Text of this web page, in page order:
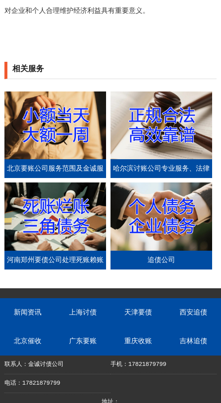
对企业和个人合理维护经济利益具有重要意义。
相关服务
北京要账公司服务范围及金诚服 哈尔滨讨账公司专业服务、法律
河南郑州要债公司处理死账赖账 追债公司
新闻资讯 上海讨债 天津要债 西安追债
北京催收 广东要账 重庆收账 吉林追债
联系人：金诚讨债公司 手机：17821879799
电话：17821879799